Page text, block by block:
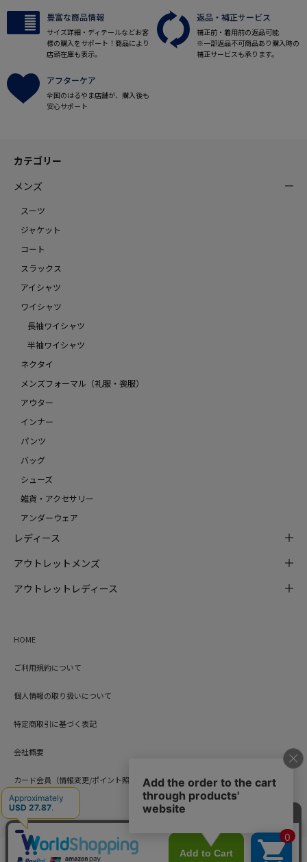
豊富な商品情報
サイズ詳細・ディテールなどお客
様の購入をサポート！商品により
店頭在庫も表示。
返品・補正サービス
補正前・着用前の返品可能
※一部返品不可商品あり購入時の
補正サービスも承ります。
アフターケア
全国のはるやま店舗が、購入後も
安心サポート
カテゴリー
メンズ
スーツ
ジャケット
コート
スラックス
アイシャツ
ワイシャツ
長袖ワイシャツ
半袖ワイシャツ
ネクタイ
メンズフォーマル（礼服・喪服）
アウター
インナー
パンツ
バッグ
シューズ
雑貨・アクセサリー
アンダーウェア
レディース
アウトレットメンズ
アウトレットレディース
HOME
ご利用規約について
個人情報の取り扱いについて
特定商取引に基づく表記
会社概要
カード会員（情報変更/ポイント照会）
お問い合わせ